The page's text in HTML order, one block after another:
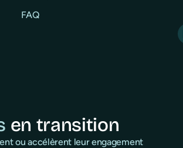
FAQ
en transition
ou accélèrent leur engagement